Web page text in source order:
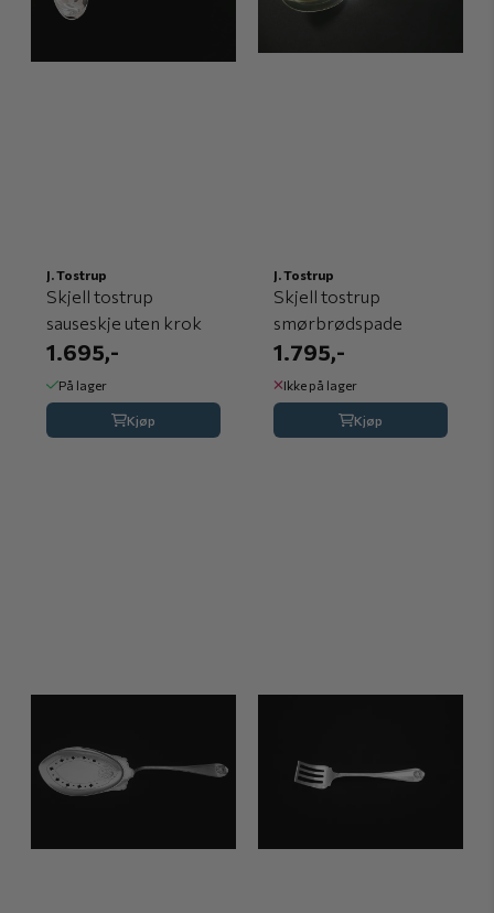
J. Tostrup
Skjell tostrup
sauseskje uten krok
1.695,-
På lager
Kjøp
J. Tostrup
Skjell tostrup
smørbrødspade
1.795,-
Ikke på lager
Kjøp